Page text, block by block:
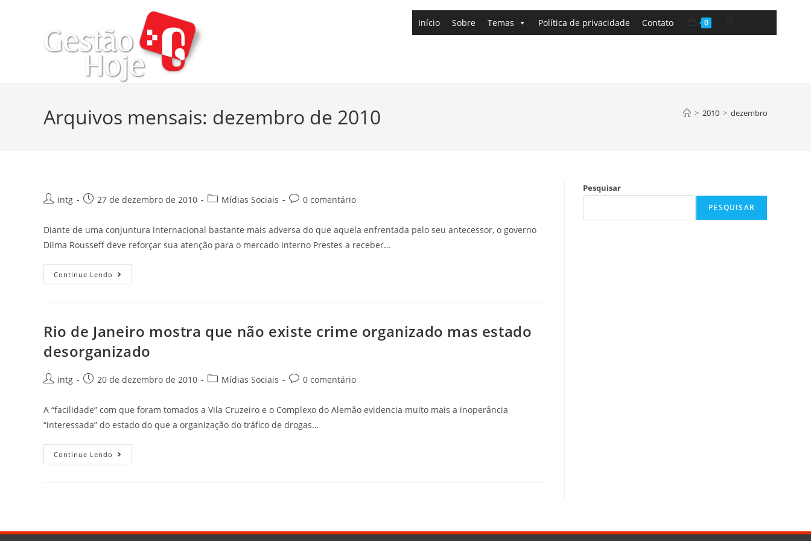
Início Sobre Temas Política de privacidade Contato 0
Arquivos mensais: dezembro de 2010 > 2010 > dezembro
intg 27 de dezembro de 2010 Mídias Sociais 0 comentário
Diante de uma conjuntura internacional bastante mais adversa do que aquela enfrentada pelo seu antecessor, o governo
Dilma Rousseff deve reforçar sua atenção para o mercado interno Prestes a receber…
Continue Lendo
Rio de Janeiro mostra que não existe crime organizado mas estado
desorganizado
intg 20 de dezembro de 2010 Mídias Sociais 0 comentário
A “facilidade” com que foram tomados a Vila Cruzeiro e o Complexo do Alemão evidencia muito mais a inoperância
“interessada” do estado do que a organização do tráfico de drogas…
Continue Lendo
Pesquisar
PESQUISAR